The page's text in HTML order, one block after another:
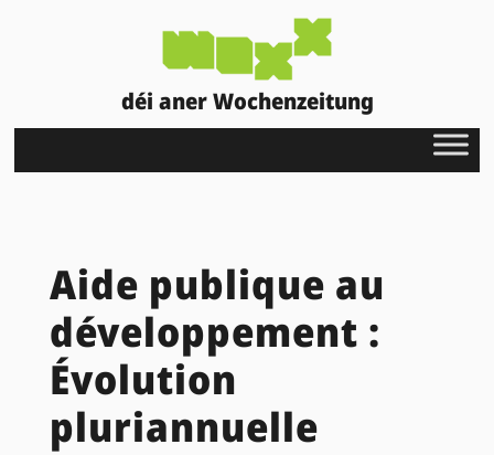
déi aner Wochenzeitung
Aide publique au
développement :
Évolution
pluriannuelle